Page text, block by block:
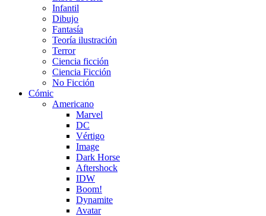
Infantil
Dibujo
Fantasía
Teoría ilustración
Terror
Ciencia ficción
Ciencia Ficción
No Ficción
Cómic
Americano
Marvel
DC
Vértigo
Image
Dark Horse
Aftershock
IDW
Boom!
Dynamite
Avatar